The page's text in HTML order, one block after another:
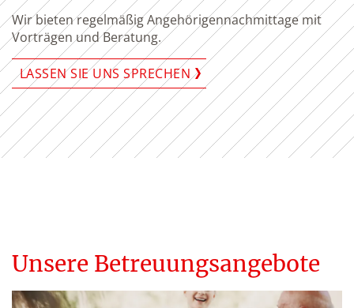
Wir bieten regelmäßig Angehörigennachmittage mit
Vorträgen und Beratung.
LASSEN SIE UNS SPRECHEN
Unsere Betreuungsangebote